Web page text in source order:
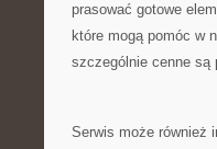
prasować gotowe
które mogą pomóc w
szczególnie cenne są
Serwis może również